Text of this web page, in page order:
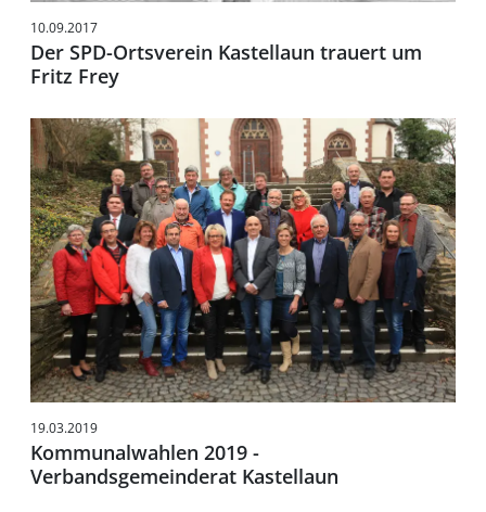
10.09.2017
Der SPD-Ortsverein Kastellaun trauert um
Fritz Frey
19.03.2019
Kommunalwahlen 2019 -
Verbandsgemeinderat Kastellaun